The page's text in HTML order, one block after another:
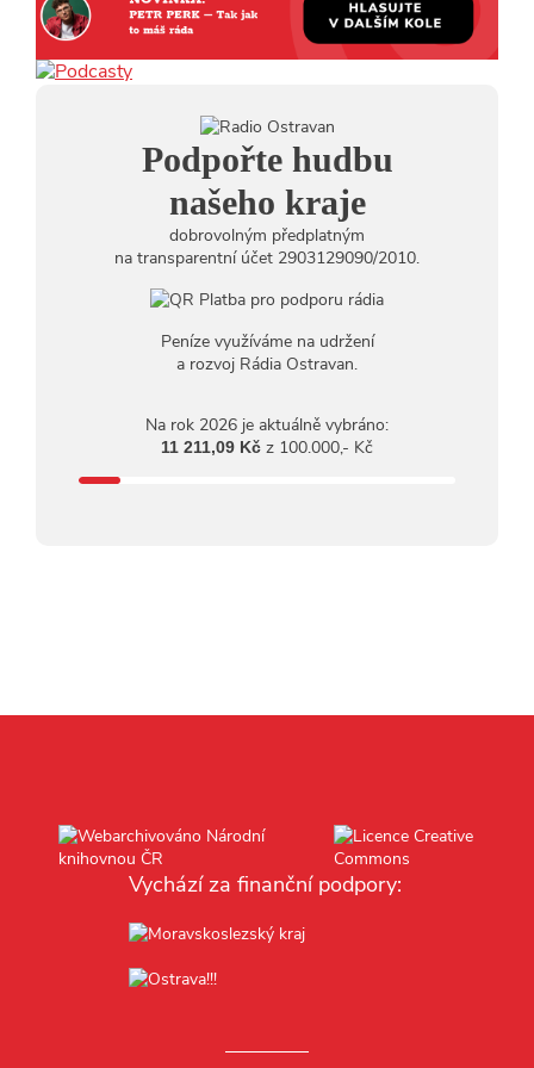
Podpořte hudbu
našeho kraje
dobrovolným předplatným
na transparentní účet 2903129090/2010.
Peníze využíváme na udržení
a rozvoj Rádia Ostravan.
Na rok 2026 je aktuálně vybráno:
11 211,09 Kč z 100.000,- Kč
Vychází za finanční podpory: